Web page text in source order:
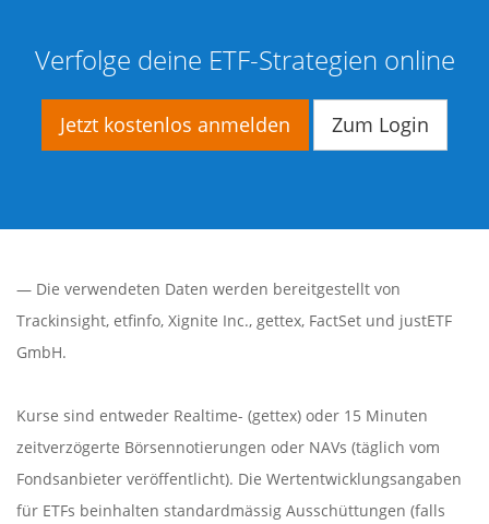
Verfolge deine ETF-Strategien online
Jetzt kostenlos anmelden Zum Login
— Die verwendeten Daten werden bereitgestellt von
Trackinsight, etfinfo, Xignite Inc., gettex, FactSet und justETF
GmbH.
Kurse sind entweder Realtime- (gettex) oder 15 Minuten
zeitverzögerte Börsennotierungen oder NAVs (täglich vom
Fondsanbieter veröffentlicht). Die Wertentwicklungsangaben
für ETFs beinhalten standardmässig Ausschüttungen (falls